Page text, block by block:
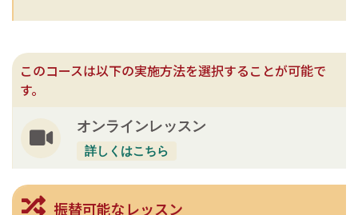
このコースは以下の実施方法を選択することが可能で
す。
オンラインレッスン
詳しくはこちら
振替可能なレッスン